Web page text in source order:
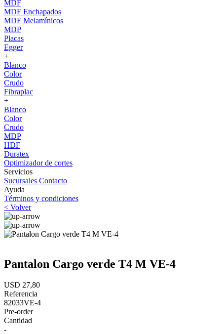
MDF
MDF Enchapados
MDF Melamínicos
MDP
Placas
Egger
+
Blanco
Color
Crudo
Fibraplac
+
Blanco
Color
Crudo
MDP
HDF
Duratex
Optimizador de cortes
Servicios
Sucursales Contacto
Ayuda
Términos y condiciones
< Volver
Pantalon Cargo verde T4 M VE-4
USD 27,80
Referencia
82033VE-4
Pre-order
Cantidad
-